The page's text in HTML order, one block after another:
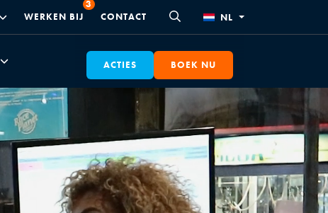
WERKEN BIJ CONTACT NL
ACTIES BOEK NU